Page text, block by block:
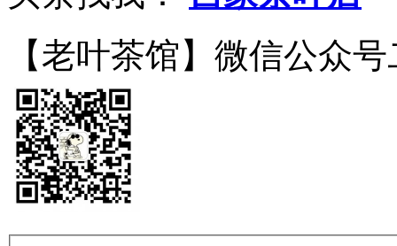
【老叶茶馆】微信公众